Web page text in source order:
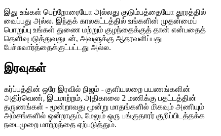
இது உங்கள் பெற்றோரையோ அல்லது குடும்பத்தையோ தூரத்தில்
வைப்பது அல்ல. இந்தக் காலகட்டத்தில் உங்களின் முதன்மைப்
பொறுப்பு உங்கள் துணை மற்றும் குழந்தைக்குத் தான் என்பதைத்
தெளிவுபடுத்துவதுடன், அவளுக்கு ஆதரவளிப்பது
பேச்சுவார்த்தைக்குட்பட்டது அல்ல.
இரவுகள்
கர்ப்பத்தின் ஒரே இரவில் நிஜம் - குளியலறை பயணங்களின்
அதிர்வெண், இடமாற்றம், அதிகாலை 2 மணிக்கு பதட்டத்தின்
தருணங்கள் - மூன்றாவது மூன்று மாதங்களில் மிகவும் அணியும்
அம்சங்களில் ஒன்றாகும், மேலும் ஒரு பங்குதாரர் குறிப்பிடத்தக்க
நடைமுறை மாற்றத்தை ஏற்படுத்தும்.